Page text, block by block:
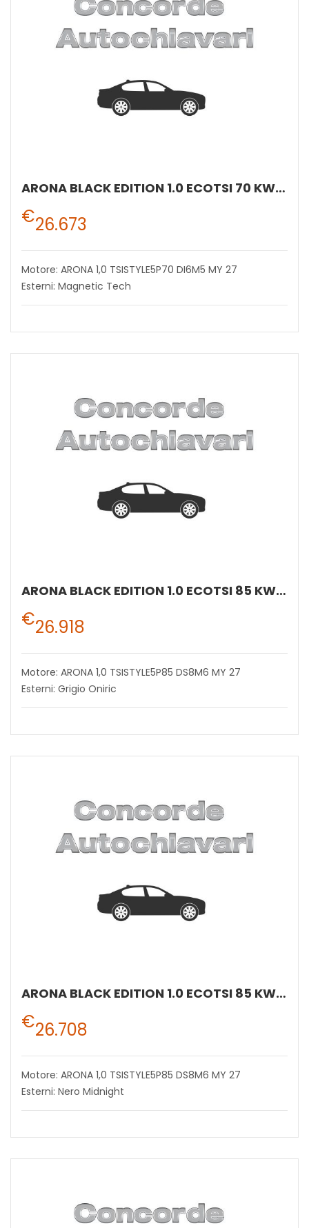
ARONA BLACK EDITION 1.0 ECOTSI 70 KW (95 CV) BENZINA MANUALE 5 MARCE 2WD
€26.673
Motore: ARONA 1,0 TSISTYLE5P70 DI6M5 MY 27
Esterni: Magnetic Tech
ARONA BLACK EDITION 1.0 ECOTSI 85 KW (115 CV) BENZINA MANUALE 6 MARCE 2WD
€26.918
Motore: ARONA 1,0 TSISTYLE5P85 DS8M6 MY 27
Esterni: Grigio Oniric
ARONA BLACK EDITION 1.0 ECOTSI 85 KW (115 CV) BENZINA MANUALE 6 MARCE 2WD
€26.708
Motore: ARONA 1,0 TSISTYLE5P85 DS8M6 MY 27
Esterni: Nero Midnight